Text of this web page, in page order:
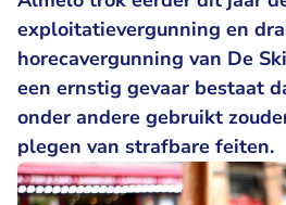
exploitatievergunning en
horecavergunning van De
een ernstig gevaar bestaat
onder andere gebruikt
plegen van strafbare feiten.